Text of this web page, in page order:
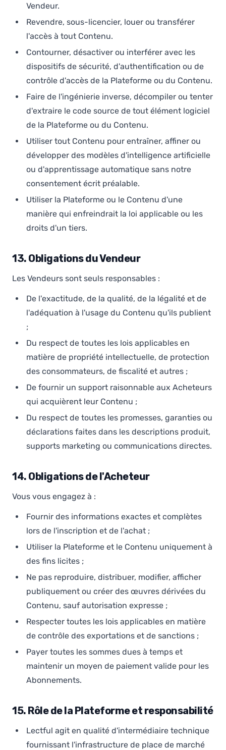
Vendeur.
Revendre, sous-licencier, louer ou transférer
l'accès à tout Contenu.
Contourner, désactiver ou interférer avec les
dispositifs de sécurité, d'authentification ou de
contrôle d'accès de la Plateforme ou du Contenu.
Faire de l'ingénierie inverse, décompiler ou tenter
d'extraire le code source de tout élément logiciel
de la Plateforme ou du Contenu.
Utiliser tout Contenu pour entraîner, affiner ou
développer des modèles d'intelligence artificielle
ou d'apprentissage automatique sans notre
consentement écrit préalable.
Utiliser la Plateforme ou le Contenu d'une
manière qui enfreindrait la loi applicable ou les
droits d'un tiers.
13. Obligations du Vendeur
Les Vendeurs sont seuls responsables :
De l'exactitude, de la qualité, de la légalité et de
l'adéquation à l'usage du Contenu qu'ils publient
;
Du respect de toutes les lois applicables en
matière de propriété intellectuelle, de protection
des consommateurs, de fiscalité et autres ;
De fournir un support raisonnable aux Acheteurs
qui acquièrent leur Contenu ;
Du respect de toutes les promesses, garanties ou
déclarations faites dans les descriptions produit,
supports marketing ou communications directes.
14. Obligations de l'Acheteur
Vous vous engagez à :
Fournir des informations exactes et complètes
lors de l'inscription et de l'achat ;
Utiliser la Plateforme et le Contenu uniquement à
des fins licites ;
Ne pas reproduire, distribuer, modifier, afficher
publiquement ou créer des œuvres dérivées du
Contenu, sauf autorisation expresse ;
Respecter toutes les lois applicables en matière
de contrôle des exportations et de sanctions ;
Payer toutes les sommes dues à temps et
maintenir un moyen de paiement valide pour les
Abonnements.
15. Rôle de la Plateforme et responsabilité
Lectful agit en qualité d'intermédiaire technique
fournissant l'infrastructure de place de marché